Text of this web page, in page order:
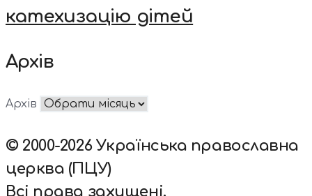
катехизацію дітей
Архів
Архів
© 2000-2026 Українська православна
церква (ПЦУ)
Всі права захищені.